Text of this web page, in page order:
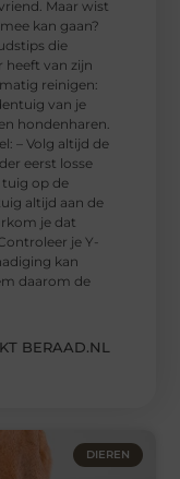
Maar wist
kan gaan?
die
heeft van zijn
reinigen:
van je
hondenharen.
– Volg altijd de
eerst losse
tuig op de
altijd aan de
je dat
je Y-
kan
daarom de
BERAAD.NL
DIEREN